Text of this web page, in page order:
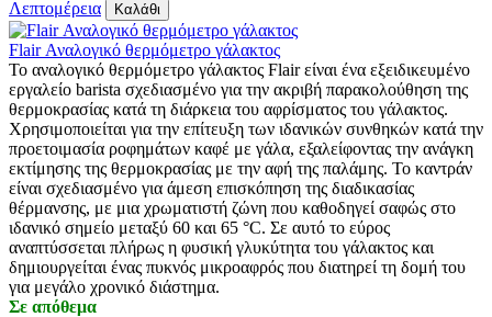
Λεπτομέρεια Καλάθι
Flair Αναλογικό θερμόμετρο γάλακτος
Το αναλογικό θερμόμετρο γάλακτος Flair είναι ένα εξειδικευμένο
εργαλείο barista σχεδιασμένο για την ακριβή παρακολούθηση της
θερμοκρασίας κατά τη διάρκεια του αφρίσματος του γάλακτος.
Χρησιμοποιείται για την επίτευξη των ιδανικών συνθηκών κατά την
προετοιμασία ροφημάτων καφέ με γάλα, εξαλείφοντας την ανάγκη
εκτίμησης της θερμοκρασίας με την αφή της παλάμης. Το καντράν
είναι σχεδιασμένο για άμεση επισκόπηση της διαδικασίας
θέρμανσης, με μια χρωματιστή ζώνη που καθοδηγεί σαφώς στο
ιδανικό σημείο μεταξύ 60 και 65 °C. Σε αυτό το εύρος
αναπτύσσεται πλήρως η φυσική γλυκύτητα του γάλακτος και
δημιουργείται ένας πυκνός μικροαφρός που διατηρεί τη δομή του
για μεγάλο χρονικό διάστημα.
Σε απόθεμα